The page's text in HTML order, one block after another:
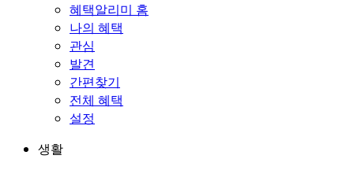
혜택알리미 홈
나의 혜택
관심
발견
간편찾기
전체 혜택
설정
생활